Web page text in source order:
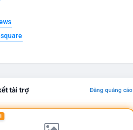
tài trợ Đăng quảng cáo